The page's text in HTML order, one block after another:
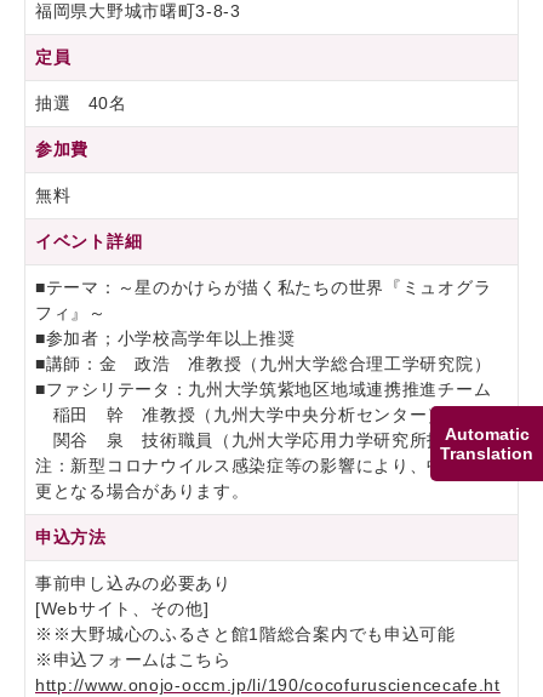
Automatic
Translation
福岡県大野城市曙町3-8-3
定員
抽選 40名
参加費
無料
イベント詳細
■テーマ：～星のかけらが描く私たちの世界『ミュオグラ
フィ』～
■参加者；小学校高学年以上推奨
■講師：金 政浩 准教授（九州大学総合理工学研究院）
■ファシリテータ：九州大学筑紫地区地域連携推進チーム
稲田 幹 准教授（九州大学中央分析センター）
関谷 泉 技術職員（九州大学応用力学研究所技術室）
注：新型コロナウイルス感染症等の影響により、中止・変
更となる場合があります。
申込方法
事前申し込みの必要あり
[Webサイト、その他]
※※大野城心のふるさと館1階総合案内でも申込可能
※申込フォームはこちら
http://www.onojo-occm.jp/li/190/cocofurusciencecafe.ht